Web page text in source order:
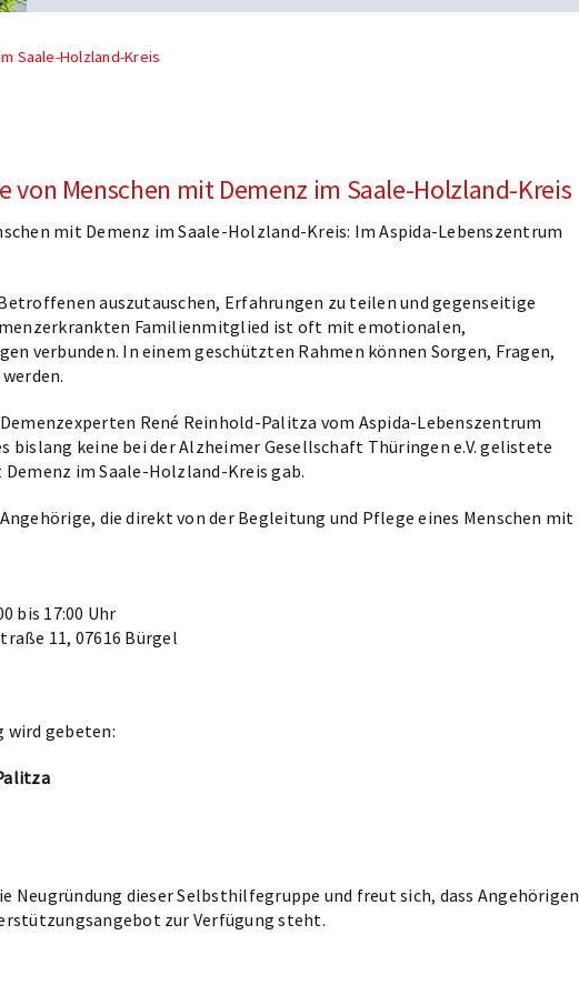
Saale-Holzland-Kreis
Menschen mit Demenz im Saale-Holzland-Kreis
mit Demenz im Saale-Holzland-Kreis: Im Aspida-Lebenszentrum
auszutauschen, Erfahrungen zu teilen und gegenseitige
Familienmitglied ist oft mit emotionalen,
verbunden. In einem geschützten Rahmen können Sorgen, Fragen,
René Reinhold-Palitza vom Aspida-Lebenszentrum
bislang keine bei der Alzheimer Gesellschaft Thüringen e.V. gelistete
im Saale-Holzland-Kreis gab.
die direkt von der Begleitung und Pflege eines Menschen mit
bis 17:00 Uhr
11, 07616 Bürgel
wird gebeten:
Neugründung dieser Selbsthilfegruppe und freut sich, dass Angehörigen
zur Verfügung steht.